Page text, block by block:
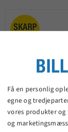
Få en personlig
egne og
vores produkter
og